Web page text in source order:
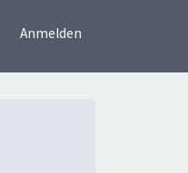
Anmelden